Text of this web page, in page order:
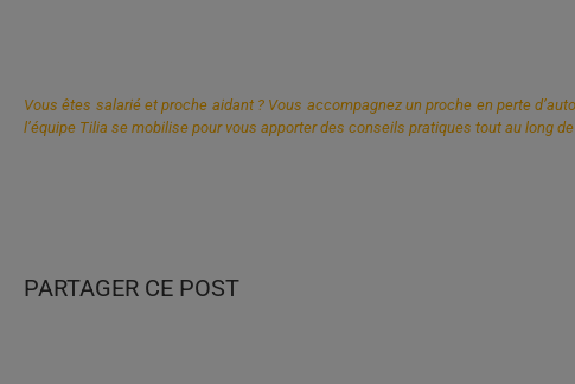
Vous êtes salarié et proche aidant ? Vous accompagnez un proche en perte
l’équipe Tilia se mobilise pour vous apporter des conseils pratiques tout au long
PARTAGER CE POST